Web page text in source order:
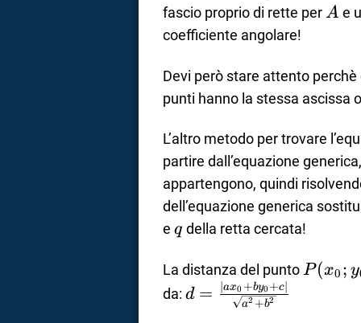
fascio proprio di rette perA
A e
coefficiente angolare!
Devi però stare attento
punti hanno la stessa ascissa
L’altro metodo per trovare
partire dall’equazione
appartengono, quindi
dell’equazione generica
e q
q della retta cercata!
La distanza del puntoP (x0 ; y
da: d=\frac{\left|
ax_0 + by_0
d = a2 +b2
∣ax0 +by0 +c∣